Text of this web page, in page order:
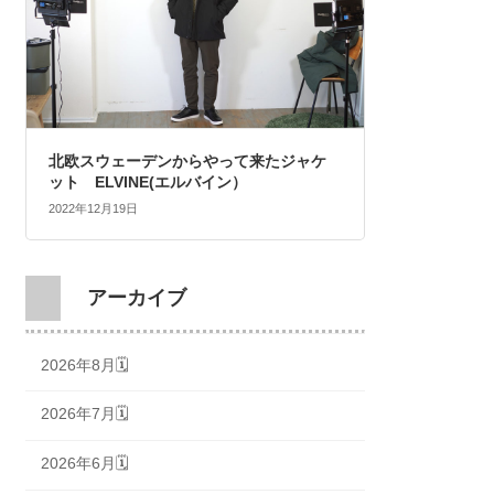
北欧スウェーデンからやって来たジャケ
ット ELVINE(エルバイン）
2022年12月19日
アーカイブ
2026年8月🗓
2026年7月🗓
2026年6月🗓